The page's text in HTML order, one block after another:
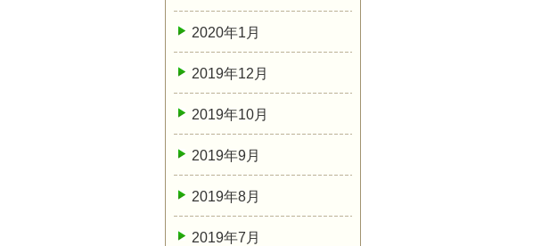
2020年1月
2019年12月
2019年10月
2019年9月
2019年8月
2019年7月